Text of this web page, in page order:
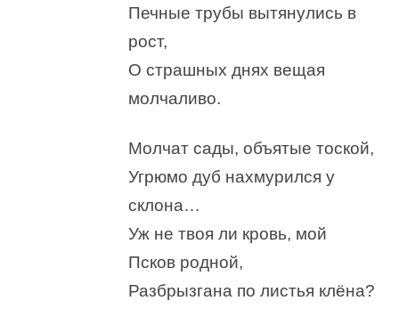
Печные трубы вытянулись в
рост,
О страшных днях вещая
молчаливо.
Молчат сады, объятые тоской,
Угрюмо дуб нахмурился у
склона…
Уж не твоя ли кровь, мой
Псков родной,
Разбрызгана по листья клёна?